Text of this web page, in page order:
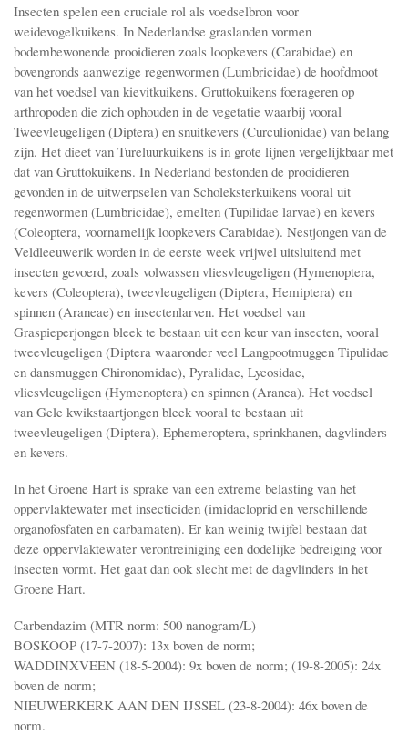
Insecten spelen een cruciale rol als voedselbron voor
weidevogelkuikens. In Nederlandse graslanden vormen
bodembewonende prooidieren zoals loopkevers (Carabidae) en
bovengronds aanwezige regenwormen (Lumbricidae) de hoofdmoot
van het voedsel van kievitkuikens. Gruttokuikens foerageren op
arthropoden die zich ophouden in de vegetatie waarbij vooral
Tweevleugeligen (Diptera) en snuitkevers (Curculionidae) van belang
zijn. Het dieet van Tureluurkuikens is in grote lijnen vergelijkbaar met
dat van Gruttokuikens. In Nederland bestonden de prooidieren
gevonden in de uitwerpselen van Scholeksterkuikens vooral uit
regenwormen (Lumbricidae), emelten (Tupilidae larvae) en kevers
(Coleoptera, voornamelijk loopkevers Carabidae). Nestjongen van de
Veldleeuwerik worden in de eerste week vrijwel uitsluitend met
insecten gevoerd, zoals volwassen vliesvleugeligen (Hymenoptera,
kevers (Coleoptera), tweevleugeligen (Diptera, Hemiptera) en
spinnen (Araneae) en insectenlarven. Het voedsel van
Graspieperjongen bleek te bestaan uit een keur van insecten, vooral
tweevleugeligen (Diptera waaronder veel Langpootmuggen Tipulidae
en dansmuggen Chironomidae), Pyralidae, Lycosidae,
vliesvleugeligen (Hymenoptera) en spinnen (Aranea). Het voedsel
van Gele kwikstaartjongen bleek vooral te bestaan uit
tweevleugeligen (Diptera), Ephemeroptera, sprinkhanen, dagvlinders
en kevers.
In het Groene Hart is sprake van een extreme belasting van het
oppervlaktewater met insecticiden (imidacloprid en verschillende
organofosfaten en carbamaten). Er kan weinig twijfel bestaan dat
deze oppervlaktewater verontreiniging een dodelijke bedreiging voor
insecten vormt. Het gaat dan ook slecht met de dagvlinders in het
Groene Hart.
Carbendazim (MTR norm: 500 nanogram/L)
BOSKOOP (17-7-2007): 13x boven de norm;
WADDINXVEEN (18-5-2004): 9x boven de norm; (19-8-2005): 24x
boven de norm;
NIEUWERKERK AAN DEN IJSSEL (23-8-2004): 46x boven de
norm.